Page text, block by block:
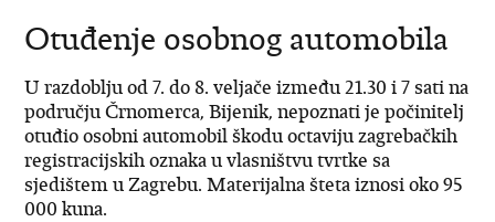
Otuđenje osobnog automobila
U razdoblju od 7. do 8. veljače između 21.30 i 7 sati na
području Črnomerca, Bijenik, nepoznati je počinitelj
otuđio osobni automobil škodu octaviju zagrebačkih
registracijskih oznaka u vlasništvu tvrtke sa
sjedištem u Zagrebu. Materijalna šteta iznosi oko 95
000 kuna.